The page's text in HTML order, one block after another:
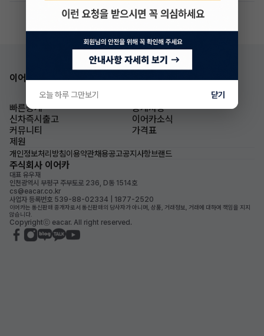
이어카 앱 다운로드
빠른승계
승계차량
신차즉시출고
이어카소식
커뮤니티
가격표
제원
개인정보처리방침이용약관채용공고공지사항브랜드
주식회사 이어카
대표 유우재
인천광역시 부평구 주부토로 236, D동 1514호
cs@eacar.co.kr
사업자 등록번호 539-88-02334 | 1877-2520
이어카는 통신판매 중개자로서 통신판매의 당사자가 아니며, 상품, 거래정보, 거래에 대하여 책임을 지지
않습니다.
Copyrightⓒ eacar. All right reserved.
오늘 하루 그만보기 닫기